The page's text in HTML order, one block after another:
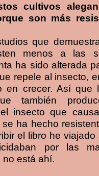
cultivos
son más
que
menos a las
ha sido alterada
repele al insecto,
crecer. Así que
también
insecto que
ha hecho
el libro he
por las
está ahí.